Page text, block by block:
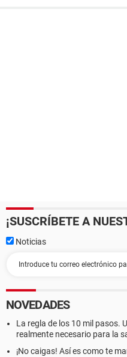
¡SUSCRÍBETE A
Noticias
NOVEDADES
La regla de los 10 mil pasos.
realmente necesario para la
¡No caigas! Así es como te